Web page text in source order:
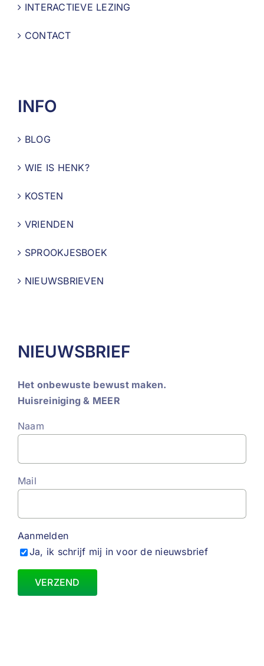
INTERACTIEVE LEZING
CONTACT
INFO
BLOG
WIE IS HENK?
KOSTEN
VRIENDEN
SPROOKJESBOEK
NIEUWSBRIEVEN
NIEUWSBRIEF
Het onbewuste bewust maken.
Huisreiniging & MEER
Naam
Mail
Aanmelden
Ja, ik schrijf mij in voor de nieuwsbrief